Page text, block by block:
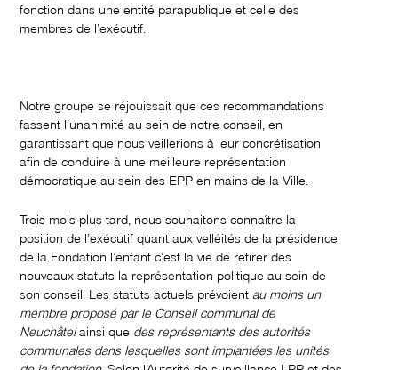
fonction dans une entité parapublique et celle des
membres de l’exécutif.
Notre groupe se réjouissait que ces recommandations
fassent l’unanimité au sein de notre conseil, en
garantissant que nous veillerions à leur concrétisation
afin de conduire à une meilleure représentation
démocratique au sein des EPP en mains de la Ville.
Trois mois plus tard, nous souhaitons connaître la
position de l’exécutif quant aux velléités de la présidence
de la Fondation l’enfant c’est la vie de retirer des
nouveaux statuts la représentation politique au sein de
son conseil. Les statuts actuels prévoient au moins un
membre proposé par le Conseil communal de
Neuchâtelainsi que des représentants des autorités
communales dans lesquelles sont implantées les unités